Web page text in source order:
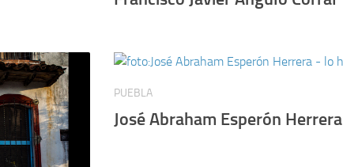
PUEBLA
José Abraham Esperón Herrera